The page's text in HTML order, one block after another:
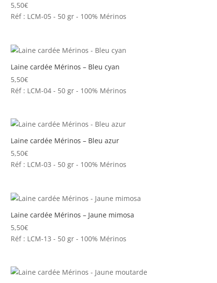
5,50€
Réf : LCM-05 - 50 gr - 100% Mérinos
Laine cardée Mérinos – Bleu cyan
5,50€
Réf : LCM-04 - 50 gr - 100% Mérinos
Laine cardée Mérinos – Bleu azur
5,50€
Réf : LCM-03 - 50 gr - 100% Mérinos
Laine cardée Mérinos – Jaune mimosa
5,50€
Réf : LCM-13 - 50 gr - 100% Mérinos